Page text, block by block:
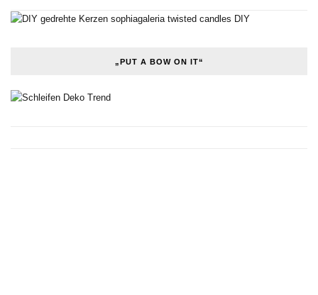
„PUT A BOW ON IT“